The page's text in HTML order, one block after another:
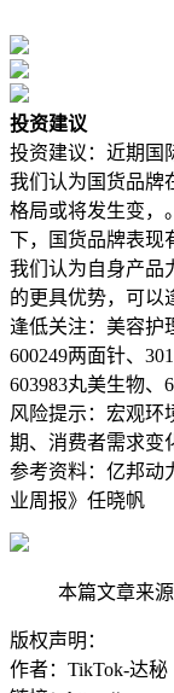
投资建议
投资建议：近期国
我们认为国货品牌
格局或将发生变，
下，国货品牌表现
我们认为自身产品
的更具优势，可以
逢低关注：美容护
600249两面针、
603983丸美生物、
风险提示：宏观环
期、消费者需求变
参考资料：亿邦动
业周报》任晓帆
本篇文章来
版权声明：
作者：TikTok-达秘